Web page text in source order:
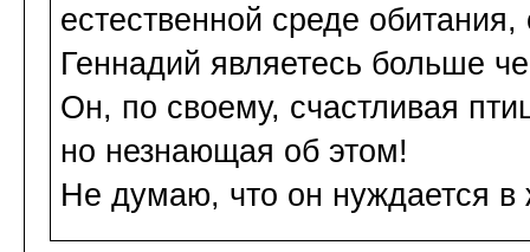
естественной среде
Геннадий являетесь больше
Он, по своему, счастливая
но незнающая об этом!
Не думаю, что он нуждается в